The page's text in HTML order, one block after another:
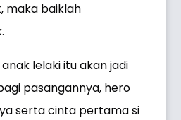
maka baiklah
lelaki itu akan jadi
pasangannya, hero
serta cinta pertama si